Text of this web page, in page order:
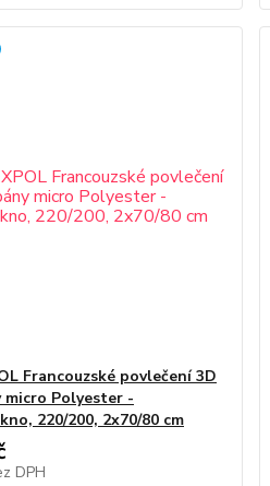
Francouzské povlečení 3D
micro Polyester -
220/200, 2x70/80 cm
DPH